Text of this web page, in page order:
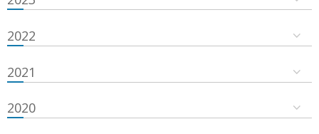
2022
2021
2020